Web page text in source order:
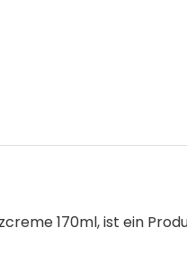
170ml,ist ein